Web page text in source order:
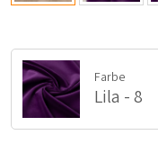
Farbe
Lila - 8